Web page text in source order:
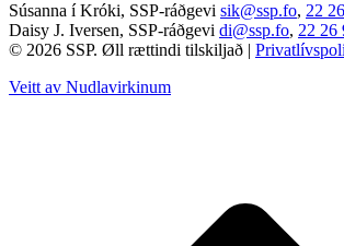
Súsanna í Króki, SSP-ráðgevi sik@ssp.fo, 22
Daisy J. Iversen, SSP-ráðgevi di@ssp.fo, 22 26
© 2026 SSP. Øll rættindi tilskiljað |
Veitt av Nudlavirkinum